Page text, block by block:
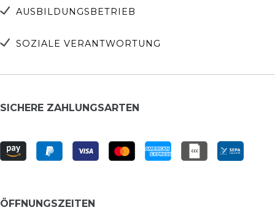
AUSBILDUNGSBETRIEB
SOZIALE VERANTWORTUNG
SICHERE ZAHLUNGSARTEN
ÖFFNUNGSZEITEN